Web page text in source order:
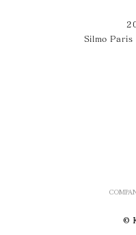
Silmo Paris
©